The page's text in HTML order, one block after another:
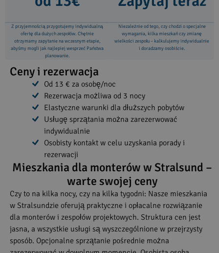
Z przyjemnością przygotujemy indywidualną
ofertę dla dużych zespołów. Chętnie
otrzymamy zapytanie na wczesnym etapie,
abyśmy mogli jak najlepiej wesprzeć Państwa
planowanie.
Niezależnie od tego, czy chodzi o specjalne
wymagania, kilka mieszkań czy zmianę
wielkości zespołu – kalkulujemy indywidualnie
i doradzamy osobiście.
Ceny i rezerwacja
Od 13 € za osobę/noc
Rezerwacja możliwa od 3 nocy
Elastyczne warunki dla dłuższych pobytów
Usługę sprzątania można zarezerwować
indywidualnie
Osobisty kontakt w celu uzyskania porady i
rezerwacji
Mieszkania dla monterów w Stralsund –
warte swojej ceny
Czy to na kilka nocy, czy na kilka tygodni: Nasze mieszkania
w Stralsundzie oferują praktyczne i opłacalne rozwiązanie
dla monterów i zespołów projektowych. Struktura cen jest
jasna, a wszystkie usługi są wyszczególnione w przejrzysty
sposób. Opcjonalne sprzątanie pośrednie można